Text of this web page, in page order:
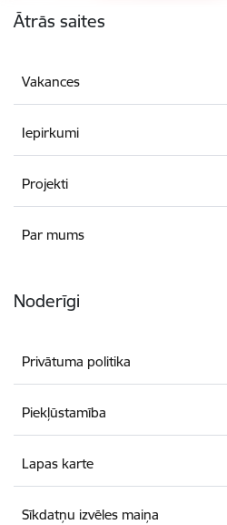
Ātrās saites
Vakances
Iepirkumi
Projekti
Par mums
Noderīgi
Privātuma politika
Piekļūstamība
Lapas karte
Sīkdatņu izvēles maiņa